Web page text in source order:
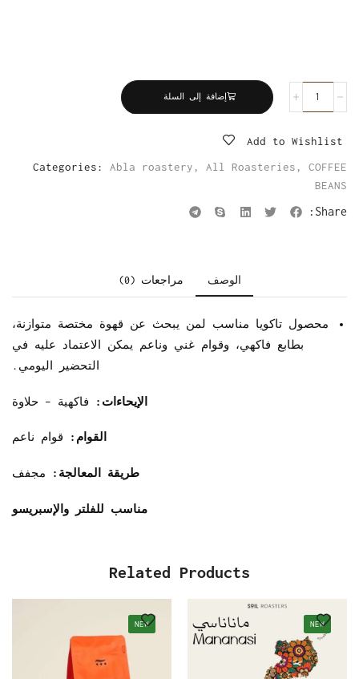
إضافة إلى السلة
Add to Wishlist
Categories:
Abla roastery , All Roasteries , COFFEE
BEANS
Share:
الوصف مراجعات (0)
محصول تاكويا مناسب لمن يبحث عن قهوة مختصة متوازنة،
بطابع فاكهي، وقوام غني وناعم يمكن الاعتماد عليه في
التحضير اليومي.
الإيحاءات: فاكهية – حلاوة
القوام: قوام ناعم
طريقة المعالجة: مجفف
مناسب للفلتر والإسبريسو
Related Products
NEW
NEW